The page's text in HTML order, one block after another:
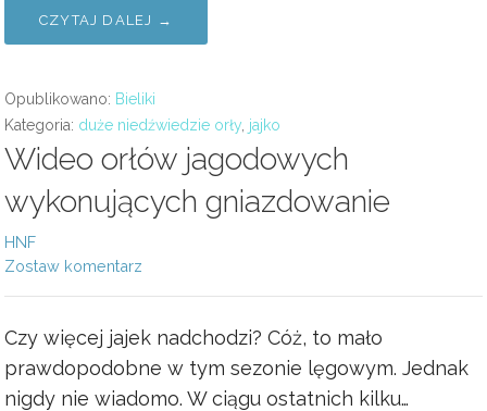
CZYTAJ DALEJ →
Opublikowano: Bieliki
Kategoria: duże niedźwiedzie orły jajko
Wideo orłów jagodowych
wykonujących gniazdowanie
HNF
Zostaw komentarz
Czy więcej jajek nadchodzi? Cóż, to mało
prawdopodobne w tym sezonie lęgowym. Jednak
nigdy nie wiadomo. W ciągu ostatnich kilku…